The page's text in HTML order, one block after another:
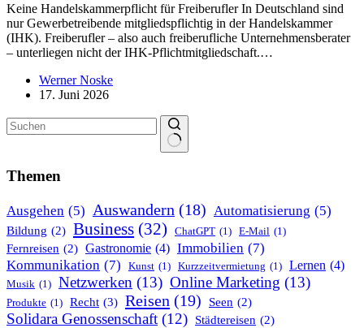
Keine Handels­kam­mer­pflicht für Freibe­rufler In Deutschland sind
nur Gewer­be­trei­bende mitglieds­pflichtig in der Handels­kammer
(IHK). Freibe­rufler – also auch freibe­ruf­liche Unter­neh­mens­be­rater
– unter­liegen nicht der IHK-Pflich­t­­mi­t­­glie­d­­schaft.…
Werner Noske
17. Juni 2026
Ergebnisse
Themen
Ausgehen (5) Auswandern (18) Automatisierung (5)
Bildung (2) Business (32) ChatGPT (1) E-Mail (1)
Fernreisen (2) Gastronomie (4) Immobilien (7)
Kommunikation (7) Kunst (1) Kurzzeitvermietung (1) Lernen (4)
Musik (1) Netzwerken (13) Online Marketing (13)
Produkte (1) Recht (3) Reisen (19) Seen (2)
Solidara Genossenschaft (12) Städtereisen (2)